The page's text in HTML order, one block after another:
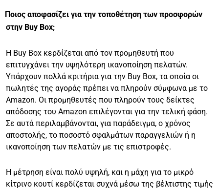
Ποιος αποφασίζει για την τοποθέτηση των προσφορών
στην Buy Box;
Η Buy Box κερδίζεται από τον προμηθευτή που
επιτυγχάνει την υψηλότερη ικανοποίηση πελατών.
Υπάρχουν πολλά κριτήρια για την Buy Box, τα οποία οι
πωλητές της αγοράς πρέπει να πληρούν σύμφωνα με το
Amazon. Οι προμηθευτές που πληρούν τους δείκτες
απόδοσης του Amazon επιλέγονται για την τελική φάση.
Σε αυτά περιλαμβάνονται, για παράδειγμα, ο χρόνος
αποστολής, το ποσοστό σφαλμάτων παραγγελιών ή η
ικανοποίηση των πελατών με τις επιστροφές.
Η μέτρηση είναι πολύ υψηλή, και η μάχη για το μικρό
κίτρινο κουτί κερδίζεται συχνά μέσω της βέλτιστης τιμής